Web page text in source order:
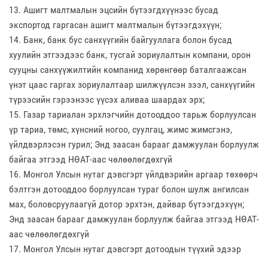
13. Ашигт малтмалын эцсийн бүтээгдхүүнээс бусад
экспортод гаргасан ашигт малтмалын бүтээгдэхүүн;
14. Банк, банк бус санхүүгийн байгууллага болон бусад
хуулийн этгээдээс банк, тусгай зориулалтын компани, орон
сууцны санхүүжилтийн компанид хөрөнгөөр баталгаажсан
үнэт цаас гаргах зориулалтаар шилжүүлсэн зээл, санхүүгийн
түрээсийн гэрээнээс үүсэх аливаа шаардах эрх;
15. Газар тариалан эрхлэгчийн дотооддоо тарьж борлуулсан
үр тариа, төмс, хүнсний ногоо, суулгац, жимс жимсгэнэ,
үйлдвэрлэсэн гурил; Энд заасан барааг дамжуулан борлуулж
байгаа этгээд НӨАТ-аас чөлөөлөгдөхгүй
16. Монгол Улсын нутаг дэвсгэрт үйлдвэрийн аргаар төхөөрч
бэлтгэн дотооддоо борлуулсан тураг болон шулж ангилсан
мах, боловсруулаагүй дотор эрхтэн, дайвар бүтээгдэхүүн;
Энд заасан барааг дамжуулан борлуулж байгаа этгээд НӨАТ-
аас чөлөөлөгдөхгүй
17. Монгол Улсын нутаг дэвсгэрт дотоодын түүхий эдээр